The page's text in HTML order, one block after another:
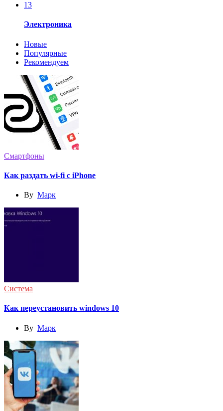
13
Электроника
Новые
Популярные
Рекомендуем
Смартфоны
Как раздать wi-fi с iPhone
By Марк
Система
Как переустановить windows 10
By Марк